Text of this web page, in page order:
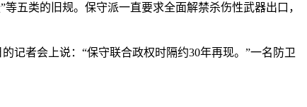
类的旧规。保守派一直要求全面解禁杀伤性武器出口，
记者会上说：“保守联合政权时隔约30年再现。”一名防卫